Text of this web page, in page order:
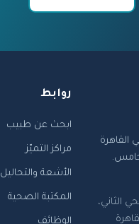
القاهرة
شارع 53، الحي الثاني،
روابط
ابحث عن طبيب
مراكز التميّز
الأشعة والتحاليل
المكتبة الصحية
الوظائف